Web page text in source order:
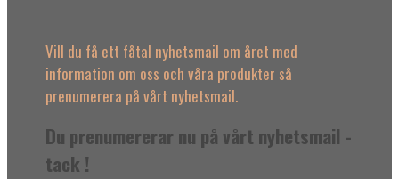
Vill du få ett fåtal nyhetsmail om året med
information om oss och våra produkter så
prenumerera på vårt nyhetsmail.
Du prenumererar nu på vårt nyhetsmail -
tack !